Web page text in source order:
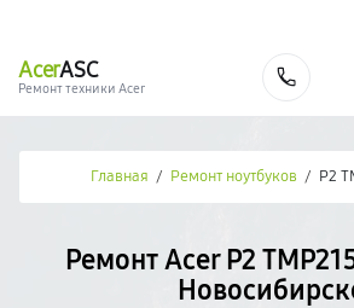
AcerASC
Ремонт техники Acer
Главная / Ремонт ноутбуков / P2
Ремонт Acer P2